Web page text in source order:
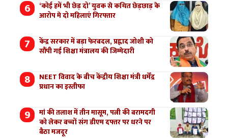
‘कोई हमें भी छेड़ दो’ युवक से कथित छेड़छाड़ के
आरोप मे दो महिलाएं गिरफ्तार
केंद्र सरकार में बड़ा फेरबदल, प्रह्लाद जोशी को
सौंपी गई शिक्षा मंत्रालय की जिम्मेदारी
NEET विवाद के बीच केंद्रीय शिक्षा मंत्री धर्मेंद्र
प्रधान का इस्तीफा
मां की तलाश में तीन मासूम, पत्नी की बरामदगी
को लेकर बच्चों संग डीएम दफ्तर पर धरने पर
बैठा मजदूर